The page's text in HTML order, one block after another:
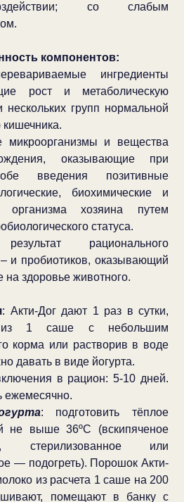
со слабым
компонентов:
ингредиенты
рост и метаболическую
нескольких групп нормальной
микроорганизмы и вещества
оказывающие при
введения позитивные
биохимические и
хозяина путем
статуса.
рационального
и пробиотиков, оказывающий
на здоровье животного.
: Акти-Дог дают 1 раз в сутки,
из 1 саше с небольшим
корма или растворив в воде
давать в виде йогурта.
в рацион: 5-10 дней.
ежемесячно.
: подготовить тёплое
не выше 36ºС (вскипяченое
стерилизованное или
— подогреть). Порошок Акти-
из расчета 1 саше на 200
помещают в банку с